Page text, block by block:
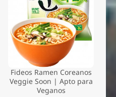
Fideos Ramen Coreanos
Veggie Soon | Apto para
Veganos